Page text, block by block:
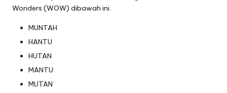
Wonders (WOW) dibawah ini.
MUNTAH
HANTU
HUTAN
MANTU
MUTAN